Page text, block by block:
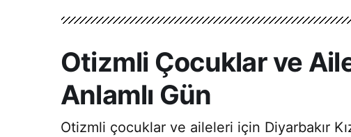
Otizmli Çocuklar ve
Anlamlı Gün
Otizmli çocuklar ve aileleri için Diyarbakır